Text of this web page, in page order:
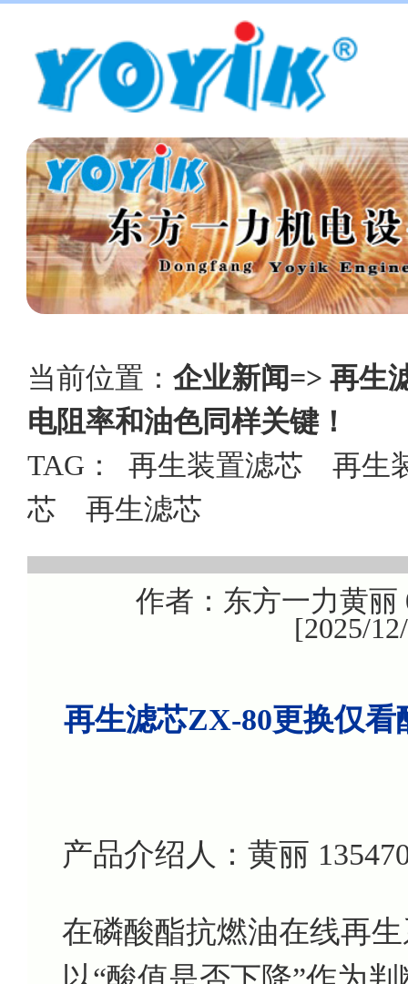
当前位置： 企业新闻=> 再生
电阻率和油色同样关键！
TAG： 再生装置滤芯
再生
芯
再生滤芯
作者：东方一力黄丽
[2025/
再生滤芯ZX-80更换仅
产品介绍人：黄丽
在磷酸酯抗燃油在线再